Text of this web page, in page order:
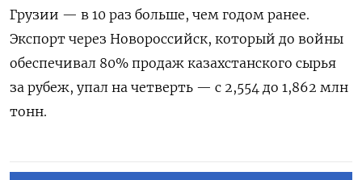
Грузии — в 10 раз больше, чем годом ранее.
Экспорт через Новороссийск, который до войны
обеспечивал 80% продаж казахстанского сырья
за рубеж, упал на четверть — с 2,554 до 1,862 млн
тонн.